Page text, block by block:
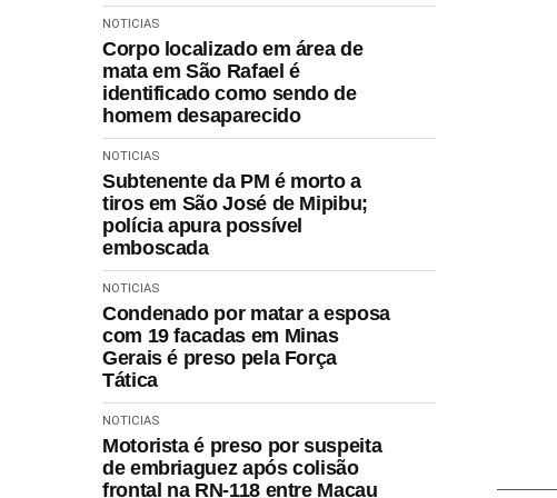
NOTICIAS
Corpo localizado em área de
mata em São Rafael é
identificado como sendo de
homem desaparecido
NOTICIAS
Subtenente da PM é morto a
tiros em São José de Mipibu;
polícia apura possível
emboscada
NOTICIAS
Condenado por matar a esposa
com 19 facadas em Minas
Gerais é preso pela Força
Tática
NOTICIAS
Motorista é preso por suspeita
de embriaguez após colisão
frontal na RN-118 entre Macau